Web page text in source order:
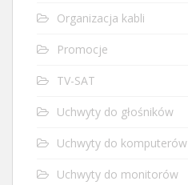
Organizacja kabli
Promocje
TV-SAT
Uchwyty do głośników
Uchwyty do komputerów
Uchwyty do monitorów